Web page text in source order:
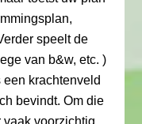
speelt de
van b&w, etc. )
krachtenveld
bevindt. Om die
vaak voorzichtig